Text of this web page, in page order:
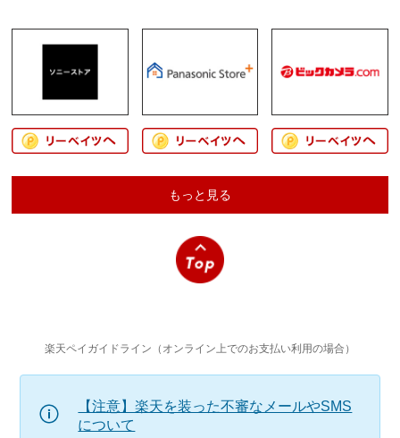
もっと見る
楽天ペイガイドライン（オンライン上でのお支払い利用の場合）
【注意】楽天を装った不審なメールやSMS
について